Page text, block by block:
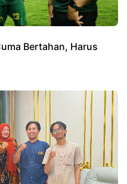
Bertahan, Harus